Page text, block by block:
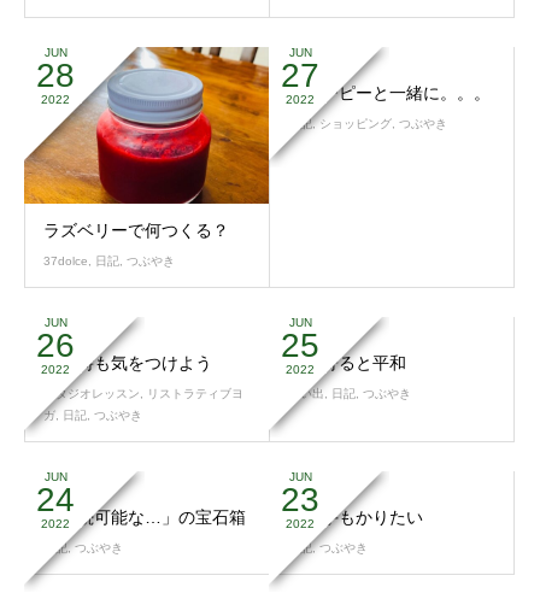
JUN
28
2022
ラズベリーで何つくる？
37dolce 日記 つぶやき
JUN
27
2022
スヌーピーと一緒に。。。
日記,ショッピング, つぶやき
JUN
26
2022
寝る時も気をつけよう
スタジオレッスン
リストラティブヨ
ガ
日記 つぶやき
JUN
25
2022
歩み寄ると平和
思い出 日記 つぶやき
JUN
24
2022
「持続可能な…」の宝石箱
日記,つぶやき
JUN
23
2022
猫の手もかりたい
日記,つぶやき